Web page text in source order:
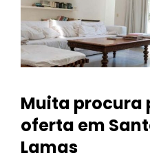
Muita procura
oferta em
Lamas